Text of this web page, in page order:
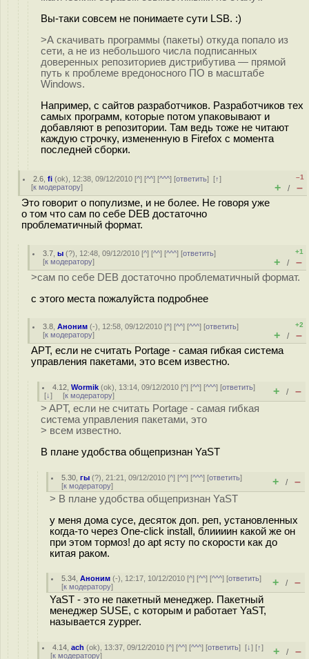
Вы-таки совсем не понимаете сути LSB. :)
>А скачивать программы (пакеты) откуда попало из
сети, а не из небольшого числа подписанных
доверенных репозиториев дистрибутива — прямой
путь к проблеме вредоносного ПО в масштабе
Windows.
Например, с сайтов разработчиков. Разработчиков тех
самых программ, которые потом упаковывают и
добавляют в репозитории. Там ведь тоже не читают
каждую строчку, измененную в Firefox с момента
последней сборки.
2.6 ,fi (ok), 12:38, 09/12/2010 [^] [^^] [^^^] [ответить][↑]
[к модератору]
–1
+ / –
Это говорит о популизме, и не более. Не говоря уже
о том что сам по себе DEB достаточно
проблематичный формат.
3.7 ,ы (?), 12:48, 09/12/2010 [^] [^^] [^^^] [ответить]
[к модератору]
+1
+ / –
>сам по себе DEB достаточно проблематичный формат.
с этого места пожалуйста подробнее
3.8 ,Аноним (-), 12:58, 09/12/2010 [^] [^^] [^^^] [ответить]
[к модератору]
+2
+ / –
APT, если не считать Portage - самая гибкая система
управления пакетами, это всем известно.
4.12 ,Wormik (ok), 13:14, 09/12/2010 [^] [^^] [^^^] [ответить]
[↓] [к модератору] + / –
> APT, если не считать Portage - самая гибкая
система управления пакетами, это
> всем известно.
В плане удобства общепризнан YaST
5.30 ,гы (?), 21:21, 09/12/2010 [^] [^^] [^^^] [ответить]
[к модератору] + / –
> В плане удобства общепризнан YaST
у меня дома сусе, десяток доп. реп, установленных
когда-то через One-click install, блиииин какой же он
при этом тормоз! до apt ясту по скорости как до
китая раком.
5.34 ,Аноним (-), 12:17, 10/12/2010 [^] [^^] [^^^] [ответить]
[к модератору] + / –
YaST - это не пакетный менеджер. Пакетный
менеджер SUSE, с которым и работает YaST,
называется zypper.
4.14 ,ach (ok), 13:37, 09/12/2010 [^] [^^] [^^^] [ответить][↓] [↑]
[к модератору] + / –